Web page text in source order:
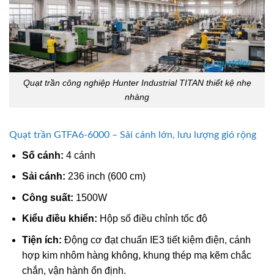
Quạt trần công nghiệp Hunter Industrial TITAN thiết kệ nhẹ
nhàng
Quạt trần GTFA6-6000 – Sải cánh lớn, lưu lượng gió rộng
Số cánh: 4 cánh
Sải cánh: 236 inch (600 cm)
Công suất: 1500W
Kiểu điều khiển: Hộp số điều chỉnh tốc độ
Tiện ích: Động cơ đạt chuẩn IE3 tiết kiệm điện, cánh
hợp kim nhôm hàng không, khung thép mạ kẽm chắc
chắn, vận hành ổn định.